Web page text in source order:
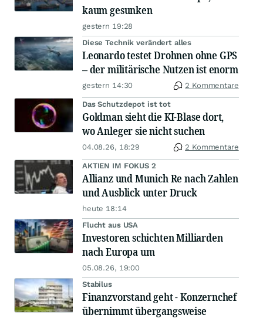
kaum gesunken
gestern 19:28
Diese Technik verändert alles
Leonardo testet Drohnen ohne GPS
– der militärische Nutzen ist enorm
gestern 14:30 2 Kommentare
Das Schutzdepot ist tot
Goldman sieht die KI-Blase dort,
wo Anleger sie nicht suchen
04.08.26, 18:29 2 Kommentare
AKTIEN IM FOKUS 2
Allianz und Munich Re nach Zahlen
und Ausblick unter Druck
heute 18:14
Flucht aus USA
Investoren schichten Milliarden
nach Europa um
05.08.26, 19:00
Stabilus
Finanzvorstand geht - Konzernchef
übernimmt übergangsweise